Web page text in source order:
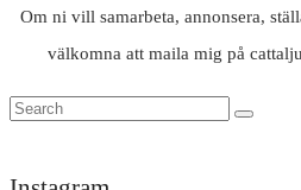
Om ni vill samarbeta, annonsera,
välkomna att maila mig på